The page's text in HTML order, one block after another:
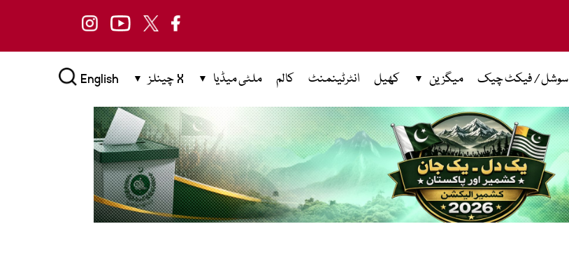
سوشل / فیکٹ چیک میگزین کھیل انٹرٹینمنٹ کالم ملٹی میڈیا X چینلز English